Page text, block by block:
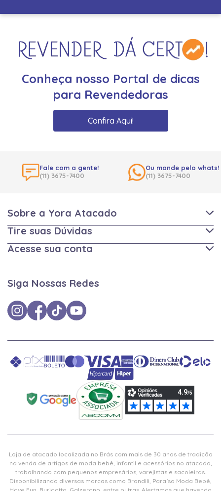
Conheça nosso Portal de dicas
para Revendedoras
Confira Aqui!
Fale com a gente!
(11) 3675-7400
Ou mande pelo whats!
(11) 3675-7400
Sobre a Yora Atacado
Tire suas Dúvidas
Acesse sua conta
Siga Nossas Redes
Loja de atacado localizada no Brás com mais de 30 anos de tradição
na venda de artigos de moda bebê, infantil e acessórios no atacado,
trabalhando com pequenos empresários, varejistas e sacoleiras.
Disponibilizando diversas marcas como Brandili, Paraíso Moda Bebê,